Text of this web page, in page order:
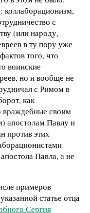
коллаборационизм,
с
(или народу,
в ту пору уже
того, что
воинские
но и вообще не
с Римом в
как
враждебные своим
апостолам Павлу и
против этих
Павла, а не
примеров
статье отца
Сергия